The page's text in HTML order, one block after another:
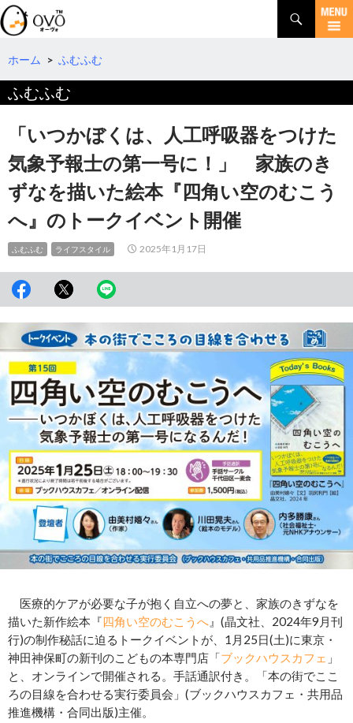
検
索
コ
テ
へ
ホーム > ふむふむ
ふむふむ
「いつかぼくは、人工呼吸器をつけた
気象予報士の第一号に！」 家族のき
ずなを描いた絵本『四角い空のむこう
へ』のトークイベント開催
ふむふむ ライフスタイル 2025年1月17日
医療的ケアが必要な子が抱く自立への夢と、家族のきずなを
描いた新作絵本『四角い空のむこうへ 』(晶文社、2024年9月刊
行)の制作秘話に迫るトークイベントが、1月25日(土)に東京・
神田神保町の新刊のこどもの本専門店「ブックハウスカフェ 」
と、オンラインで開催される。手話通訳付き。「本の街でここ
ろの目線を合わせる実行委員会」(ブックハウスカフェ・共用品
推進機構・合同出版)主催。